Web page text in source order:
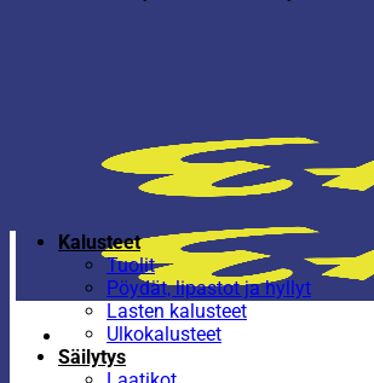
Kalusteet
Tuolit
Pöydät, lipastot ja hyllyt
Lasten kalusteet
Ulkokalusteet
Säilytys